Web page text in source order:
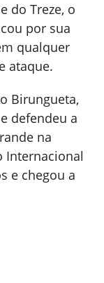
do Treze, o
por sua
qualquer
ataque.
Birungueta,
defendeu a
na
Internacional
e chegou a